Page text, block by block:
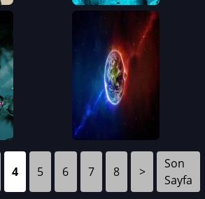
4 5 6 7 8 >
Son
Sayfa